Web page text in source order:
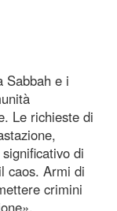
Sabbah e i
Le richieste di
di
caos. Armi di
crimini